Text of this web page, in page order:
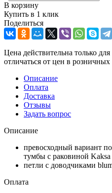
В корзину
Купить в 1 клик
Поделиться
Цена действительна только
отличаться от цен в розничных
Описание
Оплата
Доставка
Отзывы
Задать вопрос
Описание
превосходный вариант
тумбы с раковиной
петли с доводчиками
Оплата